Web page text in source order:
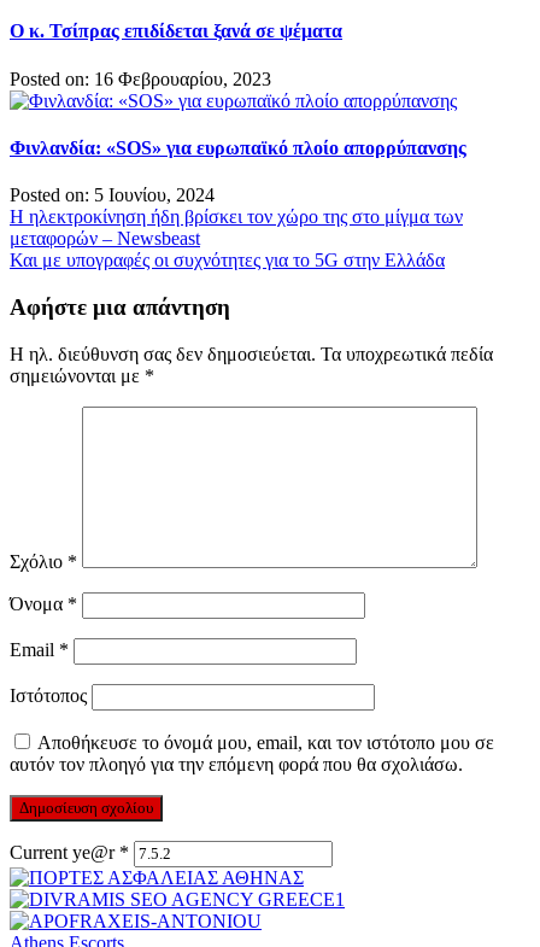
Ο κ. Τσίπρας επιδίδεται ξανά σε ψέματα
Posted on: 16 Φεβρουαρίου, 2023
Φινλανδία: «SOS» για ευρωπαϊκό πλοίο απορρύπανσης
Posted on: 5 Ιουνίου, 2024
Πλοήγηση
άρθρων
Η ηλεκτροκίνηση ήδη βρίσκει τον χώρο της στο μίγμα των
μεταφορών – Newsbeast
Και με υπογραφές οι συχνότητες για το 5G στην Ελλάδα
Αφήστε μια απάντηση
Η ηλ. διεύθυνση σας δεν δημοσιεύεται. Τα υποχρεωτικά πεδία
σημειώνονται με *
Σχόλιο *
Όνομα *
Email *
Ιστότοπος
Αποθήκευσε το όνομά μου, email, και τον ιστότοπο μου σε
αυτόν τον πλοηγό για την επόμενη φορά που θα σχολιάσω.
Current ye@r *
Athens Escorts